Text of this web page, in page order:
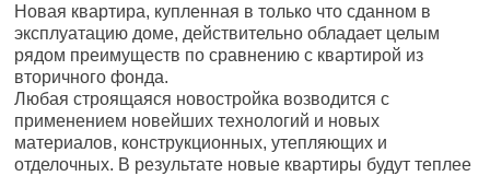
Новая квартира, купленная в только что сданном в
эксплуатацию доме, действительно обладает целым
рядом преимуществ по сравнению с квартирой из
вторичного фонда.
Любая строящаяся новостройка возводится с
применением новейших технологий и новых
материалов, конструкционных, утепляющих и
отделочных. В результате новые квартиры будут теплее